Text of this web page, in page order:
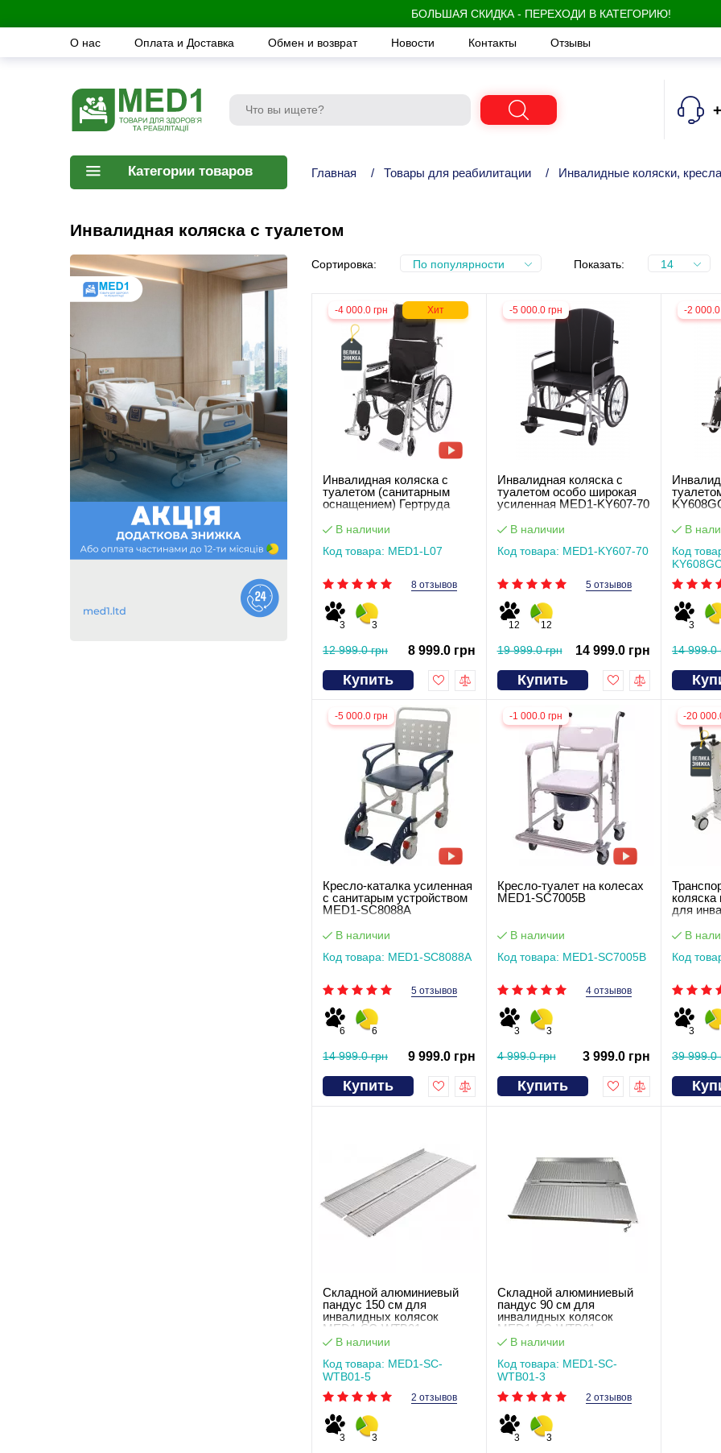
БОЛЬШАЯ СКИДКА - ПЕРЕХОДИ В КАТЕГОРИЮ!
О нас Оплата и Доставка Обмен и возврат Новости Контакты Отзывы
Категории товаров Главная / Товары для реабилитации / Инвалидные коляски,
Инвалидная коляска с туалетом
Сортировка: По популярности Показать: 14
-4 000.0 грн Хит
Инвалидная коляска c
туалетом (санитарным
оснащением) Гертруда
В наличии
Код товара: MED1-L07
8 отзывов
3 3
12 999.0 грн 8 999.0 грн
Купить
-5 000.0 грн
Инвалидная коляска с
туалетом особо широкая
усиленная MED1-KY607-70
В наличии
Код товара: MED1-KY607-70
5 отзывов
12 12
19 999.0 грн 14 999.0 грн
Купить
-2 000.0
В
Код
3
14 999.0
-5 000.0 грн
Кресло-каталка усиленная
с санитарым устройством
MED1-SC8088A
В наличии
Код товара: MED1-SC8088A
5 отзывов
6 6
14 999.0 грн 9 999.0 грн
Купить
-1 000.0 грн
Кресло-туалет на колесах
MED1-SC7005B
В наличии
Код товара: MED1-SC7005B
4 отзывов
3 3
4 999.0 грн 3 999.0 грн
Купить
-20
для
MED1-
В
Код
3
39 999.0
Складной алюминиевый
пандус 150 см для
инвалидных колясок
MED1-SC-WTB01
В наличии
Код товара: MED1-SC-
WTB01-5
2 отзывов
3 3
Складной алюминиевый
пандус 90 см для
инвалидных колясок
MED1-SC-WTB01
В наличии
Код товара: MED1-SC-
WTB01-3
2 отзывов
3 3